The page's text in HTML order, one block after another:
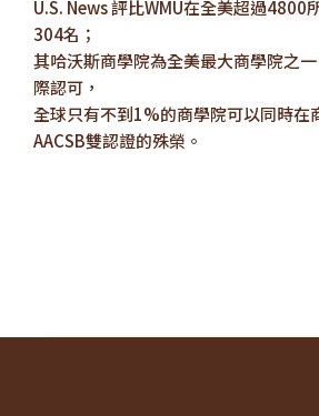
U.S. News 評比WMU在全美超過4800
304名；
其哈沃斯商學院為全美最大商學院之
際認可，
全球只有不到1%的商學院可以同時在
AACSB雙認證的殊榮。